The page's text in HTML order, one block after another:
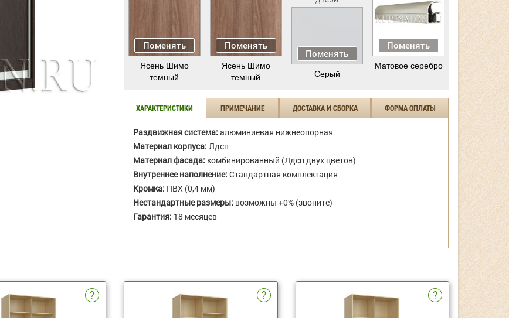
Поменять
Ясень Шимо
темный
Поменять
Ясень Шимо
темный
Поменять
Серый
Поменять
Матовое серебро
ХАРАКТЕРИСТИКИ ПРИМЕЧАНИЕ ДОСТАВКА И СБОРКА ФОРМА ОПЛАТЫ
Раздвижная система: алюминиевая нижнеопорная
Материал корпуса: Лдсп
Материал фасада: комбинированный (Лдсп двух цветов)
Внутреннее наполнение: Стандартная комплектация
Кромка: ПВХ (0,4 мм)
Нестандартные размеры: возможны +0% (звоните)
Гарантия: 18 месяцев